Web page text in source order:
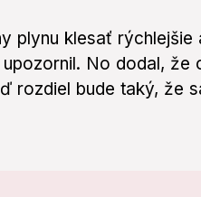
plynu klesať rýchlejšie
No dodal, že
rozdiel bude taký, že